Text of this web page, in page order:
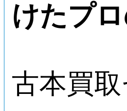
けたプ
古本買